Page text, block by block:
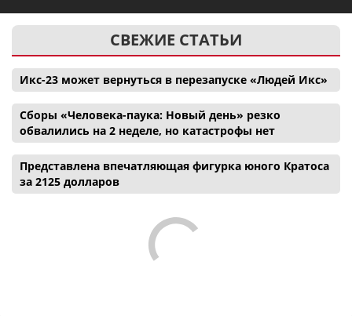
СВЕЖИЕ СТАТЬИ
Икс-23 может вернуться в перезапуске «Людей Икс»
Сборы «Человека-паука: Новый день» резко
обвалились на 2 неделе, но катастрофы нет
Представлена впечатляющая фигурка юного Кратоса
за 2125 долларов